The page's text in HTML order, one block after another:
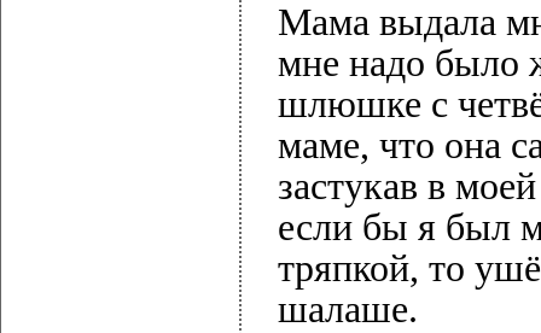
Мама выдала
мне надо было
шлюшке с
маме, что она
застукав в
если бы я был
тряпкой, то
шалаше.